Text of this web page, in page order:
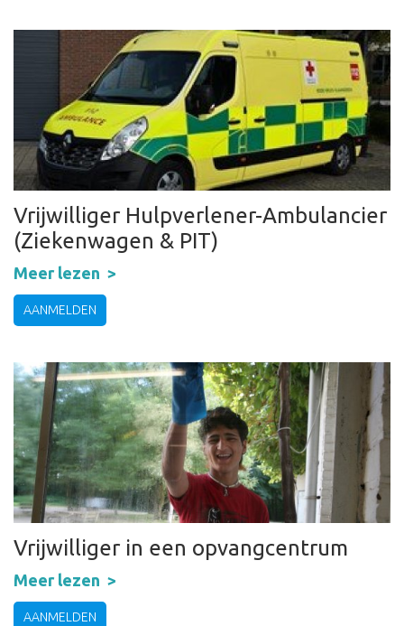
Vrijwilliger Hulpverlener-Ambulancier
(Ziekenwagen & PIT)
Meer lezen
AANMELDEN
Vrijwilliger in een opvangcentrum
Meer lezen
AANMELDEN